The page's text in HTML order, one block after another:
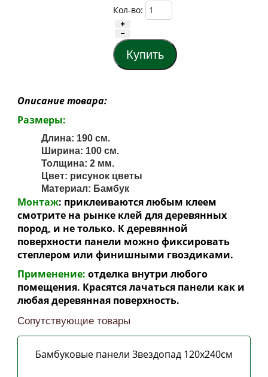
Кол-во:
Описание товара:
Размеры:
Длина: 190 см.
Ширина: 100 см.
Толщина: 2 мм.
Цвет: рисунок цветы
Материал: Бамбук
Монтаж: приклеиваются любым клеем
смотрите на рынке клей для деревянных
пород, и не только. К деревянной
поверхности панели можно фиксировать
степлером или финишными гвоздиками.
Применение: отделка внутри любого
помещения. Красятся лачаться панели как и
любая деревянная поверхность.
Сопутствующие товары
Бамбуковые панели Звездопад 120х240см